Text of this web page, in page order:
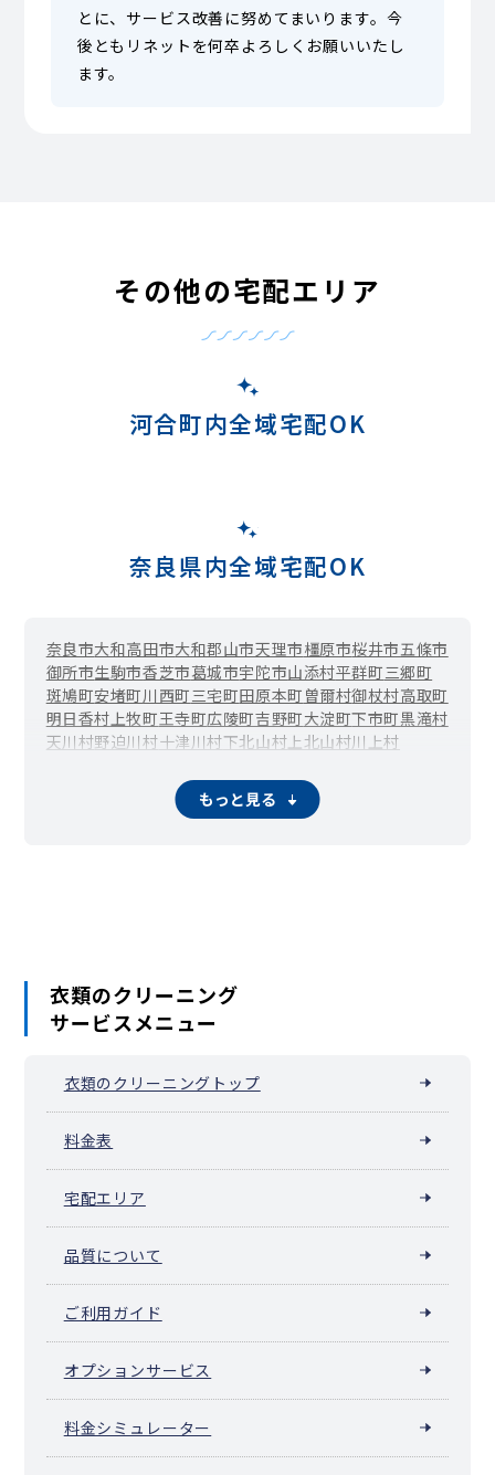
とに、サービス改善に努めてまいります。今
後ともリネットを何卒よろしくお願いいたし
ます。
その他の宅配エリア
河合町内全域宅配OK
奈良県内全域宅配OK
奈良市大和高田市大和郡山市天理市橿原市桜井市五條市
御所市生駒市香芝市葛城市宇陀市山添村平群町三郷町
斑鳩町安堵町川西町三宅町田原本町 曽爾村御杖村高取町
明日香村 上牧町王寺町広陵町吉野町大淀町下市町黒滝村
天川村野迫川村十津川村下北山村 上北山村川上村
もっと見る
衣類のクリーニング
サービスメニュー
衣類のクリーニングトップ
料金表
宅配エリア
品質について
ご利用ガイド
オプションサービス
料金シミュレーター